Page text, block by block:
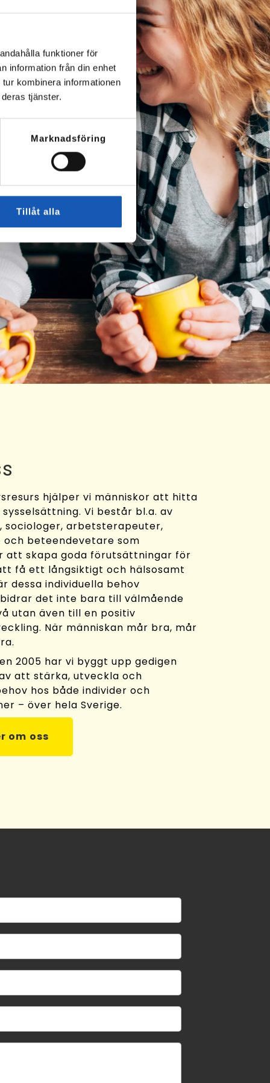
funktioner för
information från din enhet
kombinera informationen
tjänster.
Marknadsföring
Tillåt alla
hjälper vi människor att hitta
Vi består bl.a. av
sociologer, arbetsterapeuter,
och beteendevetare som
att skapa goda förutsättningar för
få ett långsiktigt och hälsosamt
dessa individuella behov
det inte bara till välmående
utan även till en positiv
När människan mår bra, mår
2005 har vi byggt upp gedigen
att stärka, utveckla och
hos både individer och
– över hela Sverige.
om oss